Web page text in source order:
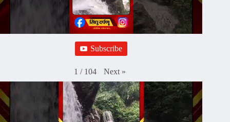
Subscribe
1 / 104 Next »